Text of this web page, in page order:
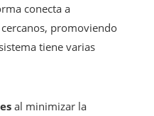
conecta a
promoviendo
tiene varias
al minimizar la